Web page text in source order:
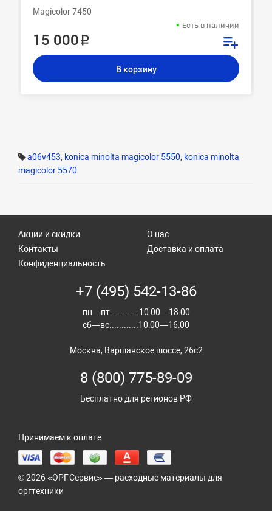
Magicolor 7450
Есть в наличии
15 000 ₽
В корзину
a06v453, konica minolta magicolor 5550, konica minolta
magicolor 5570
Акции и скидки
Контакты
О нас
Доставка и оплата
Конфиденциальность
+7 (495) 542-13-86
пн—пт............10:00—18:00
сб—вс............10:00—16:00
Москва, Варшавское шоссе, 26с2
8 (800) 775-89-09
Бесплатно для регионов РФ
Принимаем к оплате
© 2026 «ОРГ-Сервис» — расходные материалы для
оргтехники